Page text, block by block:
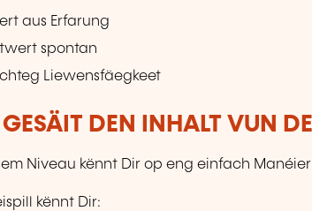
aus Erfarung
spontan
Liewensfäegkeet
DEN INHALT VUN
Niveau kënnt Dir op eng einfach
kënnt Dir: